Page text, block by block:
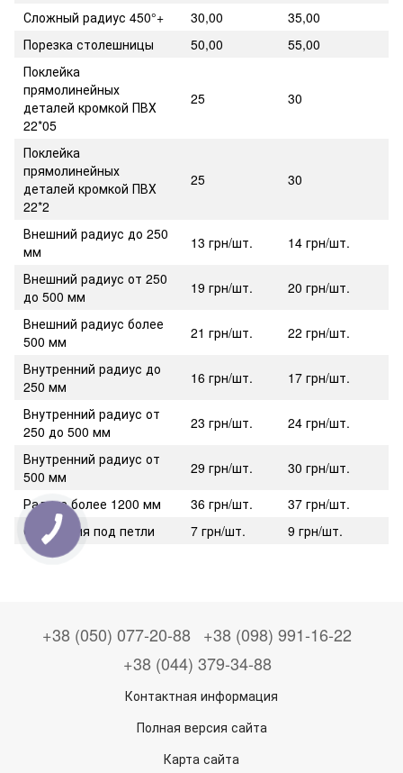
Сложный радиус 450°+
30,00
35,00
Порезка столешницы
50,00
55,00
Поклейка
прямолинейных
деталей кромкой ПВХ
22*05
25 30
Поклейка
прямолинейных
деталей кромкой ПВХ
22*2
25 30
Внешний радиус до 250
мм
13 грн/шт.
14 грн/шт.
Внешний радиус от 250
до 500 мм
19 грн/шт.
20 грн/шт.
Внешний радиус более
500 мм
21 грн/шт.
22 грн/шт.
Внутренний радиус до
250 мм
16 грн/шт.
17 грн/шт.
Внутренний радиус от
250 до 500 мм
23 грн/шт.
24 грн/шт.
Внутренний радиус от
500 мм
29 грн/шт.
30 грн/шт.
Радиус более 1200 мм
36 грн/шт.
37 грн/шт.
Отверстия под петли
7 грн/шт. 9 грн/шт.
+38 (050) 077-20-88 +38 (098) 991-16-22
+38 (044) 379-34-88
Контактная информация
Полная версия сайта
Карта сайта